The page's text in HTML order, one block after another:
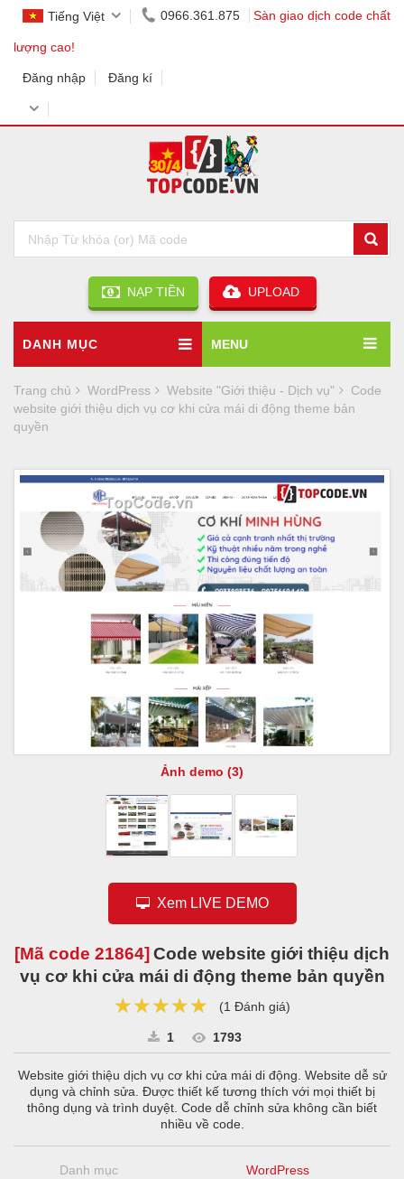
Tiếng Việt 0966.361.875 Sàn giao dịch code chất
lượng cao!
Đăng nhập Đăng kí
NẠP TIỀN UPLOAD
DANH MỤC MENU
Trang chủ WordPress Website "Giới thiệu - Dịch vụ"
Code
website giới thiệu dịch vụ cơ khi cửa mái di động theme bản
quyền
Ảnh demo (3)
Xem LIVE DEMO
[Mã code 21864] Code website giới thiệu dịch
vụ cơ khi cửa mái di động theme bản quyền
★★★★★
★★★★★
★★★★★ (1 Đánh giá)
1 1793
Website giới thiệu dịch vụ cơ khi cửa mái di động. Website dễ sử
dụng và chỉnh sửa. Được thiết kế tương thích với mọi thiết bị
thông dụng và trình duyệt. Code dễ chỉnh sửa không cần biết
nhiều về code.
Danh mục
WordPress